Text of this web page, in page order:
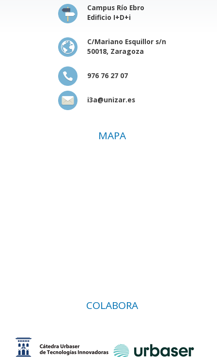
Campus Río Ebro
Edificio I+D+i
C/Mariano Esquillor s/n
50018, Zaragoza
976 76 27 07
i3a@unizar.es
MAPA
COLABORA